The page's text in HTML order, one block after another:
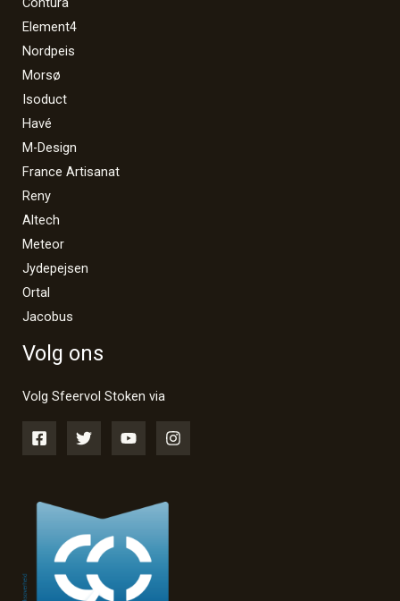
Element4
Nordpeis
Morsø
Isoduct
Havé
M-Design
France Artisanat
Reny
Altech
Meteor
Jydepejsen
Ortal
Jacobus
Volg ons
Volg Sfeervol Stoken via